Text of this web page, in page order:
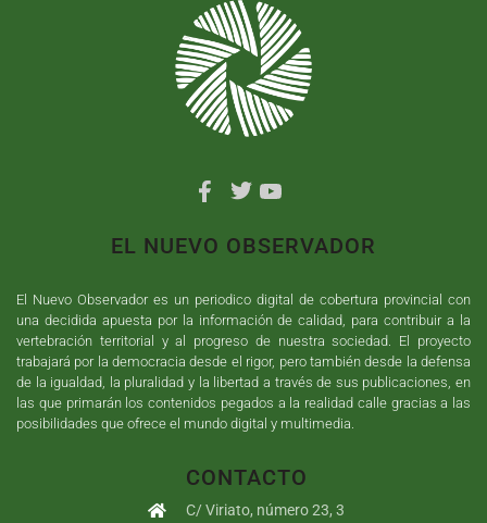
EL NUEVO OBSERVADOR
El Nuevo Observador es un periodico digital de cobertura provincial con
una decidida apuesta por la información de calidad, para contribuir a la
vertebración territorial y al progreso de nuestra sociedad. El proyecto
trabajará por la democracia desde el rigor, pero también desde la defensa
de la igualdad, la pluralidad y la libertad a través de sus publicaciones, en
las que primarán los contenidos pegados a la realidad calle gracias a las
posibilidades que ofrece el mundo digital y multimedia.
CONTACTO
C/ Viriato, número 23, 3